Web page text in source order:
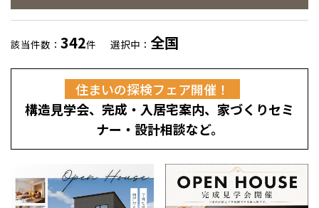
耐震構造
高耐久住宅
高断熱・高気密の家
エネルギー自給自足
感謝訪問・長期保証
檜の魅力 トップ
檜と日本人
1000年を超えて生きる檜
知られざる檜の効果・作用
理想の木材「檜」
注文住宅
グレートステージ
平屋の家
リフォーム トップ
選ばれる理由
賃貸併用住宅のメリット
分譲住宅・土地
該当件数： 342件 選択中： 全国
住まいの探検フェア開催！
構造見学会、完成・入居宅案内、家づくりセミ
ナー・設計相談など。